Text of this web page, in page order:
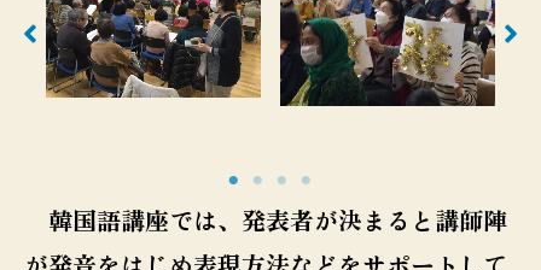
韓国語講座では、発表者が決まると講師陣